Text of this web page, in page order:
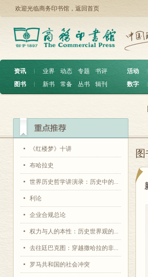
欢迎光临商务印书馆， 返回首页
资讯 ︱ 业界 动态 专题
书评
图书
︱ 新书 常备 丛书 辑刊
活动
数字
《红楼梦》十讲
布哈拉史
世界历史哲学讲演录：历史中的...
利论
企业合规总论
权力与人的本性：历史世界观的...
去往廷巴克图：穿越撒哈拉的非...
罗马共和国的社会冲突
图